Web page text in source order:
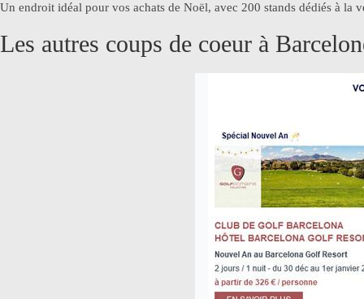
Un endroit idéal pour vos achats de Noël, avec 200 stands dédiés à la
Les autres coups de coeur à